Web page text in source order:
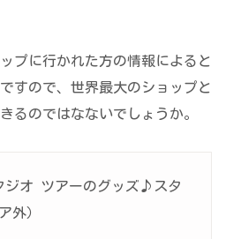
プに行かれた方の情報によると
すので、世界最大のショップと
るのではなないでしょうか。
ジオ ツアーのグッズ♪スタ
外）